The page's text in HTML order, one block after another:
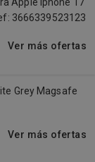
3666339523123
Ver más ofertas
Grey Magsafe
Ver más ofertas